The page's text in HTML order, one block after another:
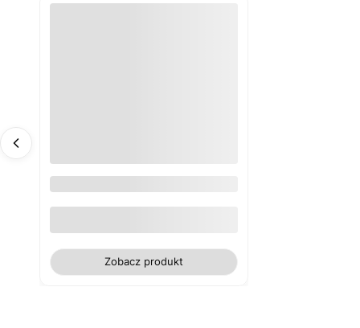
poliester gładki WN
Zobacz produkt